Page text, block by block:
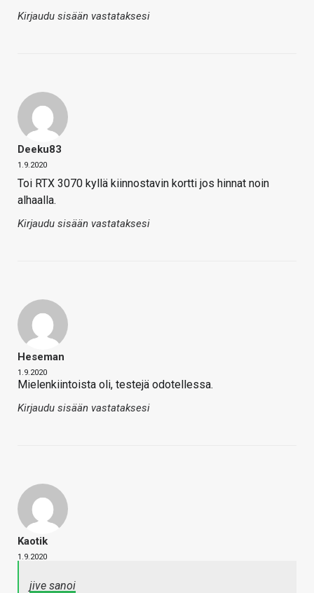
Kirjaudu sisään vastataksesi
Deeku83
1.9.2020
Toi RTX 3070 kyllä kiinnostavin kortti jos hinnat noin
alhaalla.
Kirjaudu sisään vastataksesi
Heseman
1.9.2020
Mielenkiintoista oli, testejä odotellessa.
Kirjaudu sisään vastataksesi
Kaotik
1.9.2020
jive sanoi